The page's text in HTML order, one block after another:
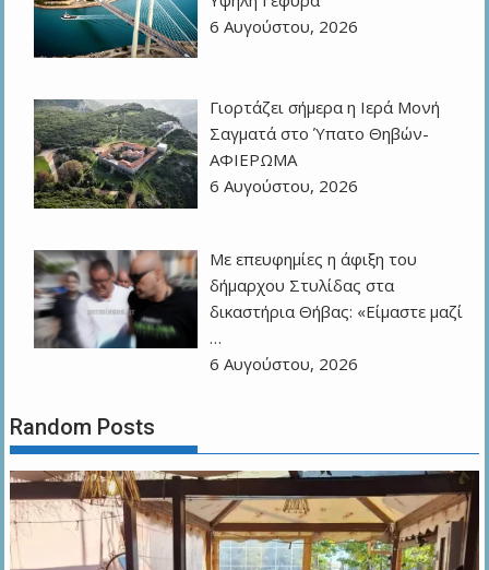
6 Αυγούστου, 2026
Γιορτάζει σήμερα η Ιερά Μονή
Σαγματά στο Ύπατο Θηβών-
ΑΦΙΕΡΩΜΑ
6 Αυγούστου, 2026
Με επευφημίες η άφιξη του
δήμαρχου Στυλίδας στα
δικαστήρια Θήβας: «Είμαστε μαζί
…
6 Αυγούστου, 2026
Random Posts